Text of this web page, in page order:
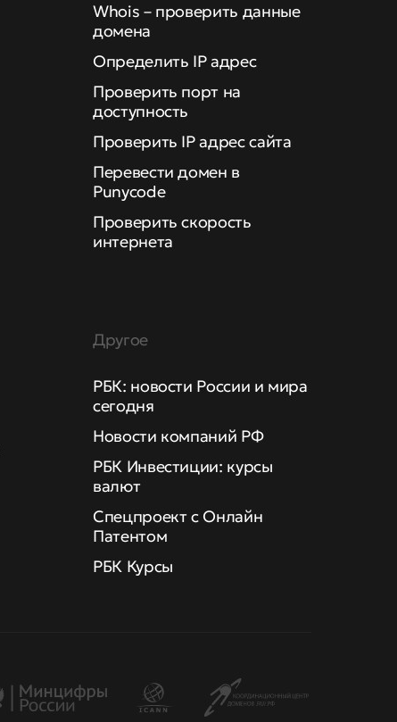
Whois – проверить данные
домена
Определить IP адрес
Проверить порт на
доступность
Проверить IP адрес сайта
Перевести домен в
Punycode
Проверить скорость
интернета
Другое
РБК: новости России и мира
сегодня
Новости компаний РФ
РБК Инвестиции: курсы
валют
Спецпроект с Онлайн
Патентом
РБК Курсы